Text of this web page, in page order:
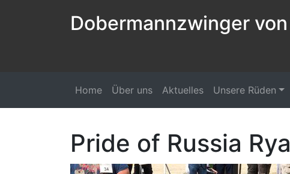
Dobermannzwinger
Navigation überspringen
Home Über uns Aktuelles Unsere Rüden
Pride of Russia